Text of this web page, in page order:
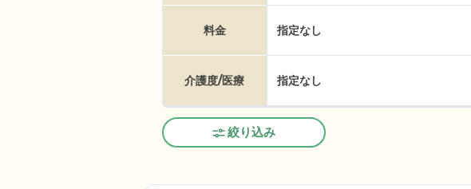
料金 指定なし
介護度/医療 指定なし
絞り込み